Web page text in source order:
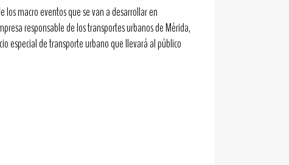
los macro eventos que se van a desarrollar en
responsable de los transportes urbanos de Mérida,
especial de transporte urbano que llevará al público